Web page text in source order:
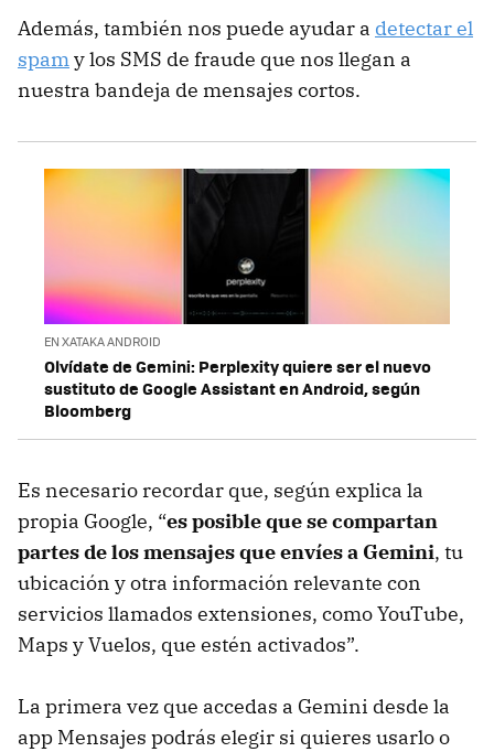
Además, también nos puede ayudar a detectar el
spamy los SMS de fraude que nos llegan a
nuestra bandeja de mensajes cortos.
EN XATAKA ANDROID
Olvídate de Gemini: Perplexity quiere ser el nuevo
sustituto de Google Assistant en Android, según
Bloomberg
Es necesario recordar que, según explica la
propia Google, “es posible que se compartan
partes de los mensajes que envíes a Gemini, tu
ubicación y otra información relevante con
servicios llamados extensiones, como YouTube,
Maps y Vuelos, que estén activados”.
La primera vez que accedas a Gemini desde la
app Mensajes podrás elegir si quieres usarlo o